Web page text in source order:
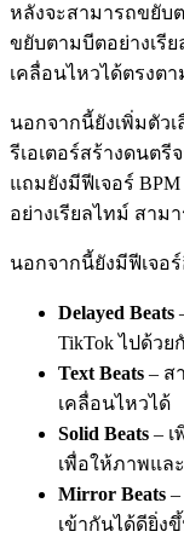
หลังจะสามารถขยับ
ขยับตามบีตอย่างเรี
เคลื่อนไหวได้ตรงต
นอกจากนี้ยังเพิ่มตัวเ
รีเอเตอร์สร้างดนต
แถมยังมีฟีเจอร์
อย่างเรียลไทม์ สาม
นอกจากนี้ยังมีฟีเจอ
Delayed Beats
TikTok ไปด้วย
Text Beats – ส
เคลื่อนไหวได้
Solid Beats –
เพื่อให้ภาพแล
Mirror Beats
เข้ากันได้ดียิ่ง